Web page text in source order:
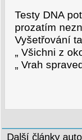
Testy DNA
prozatím
Vyšetřování
„ Všichni z
„ Vrah
Další články